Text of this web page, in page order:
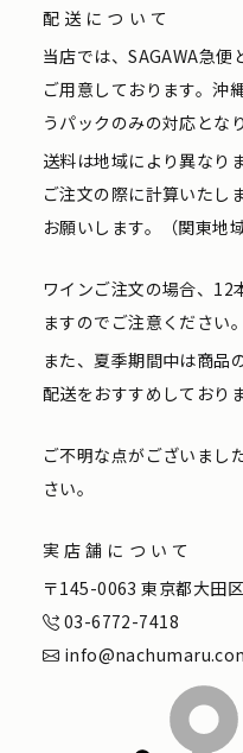
配送について
当店では、SAGAWA急
ご用意しております。沖
うパックのみの対応とな
送料は地域により異なり
ご注文の際に計算いたし
お願いします。（関東地
ワインご注文の場合、12
ますのでご注意ください。
また、夏季期間中は商品
配送をおすすめしておりま
ご不明な点がございまし
さい。
実店舗について
〒145-0063 東京都大田
03-6772-7418